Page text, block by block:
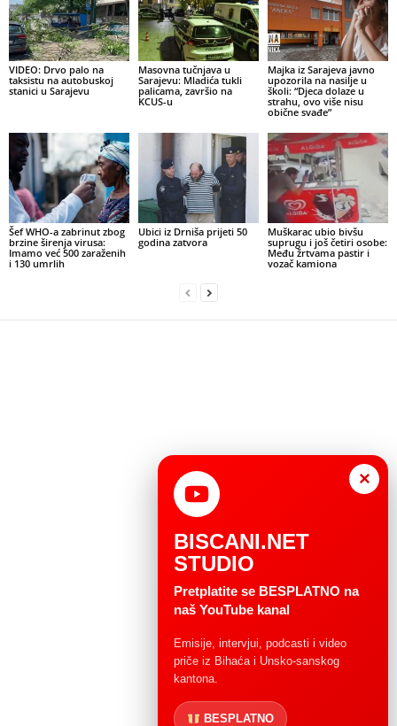
VIDEO: Drvo palo na
taksistu na autobuskoj
stanici u Sarajevu
Masovna tučnjava u
Sarajevu: Mladića tukli
palicama, završio na
KCUS-u
Majka iz Sarajeva javno
upozorila na nasilje u
školi: “Djeca dolaze u
strahu, ovo više nisu
obične svađe”
Šef WHO-a zabrinut zbog
brzine širenja virusa:
Imamo već 500 zaraženih
i 130 umrlih
Ubici iz Drniša prijeti 50
godina zatvora
Muškarac ubio bivšu
suprugu i još četiri osobe:
Među žrtvama pastir i
vozač kamiona
×
BISCANI.NET
STUDIO
Pretplatite se BESPLATNO na
naš YouTube kanal
Emisije, intervjui, podcasti i video
priče iz Bihaća i Unsko-sanskog
kantona.
BESPLATNO